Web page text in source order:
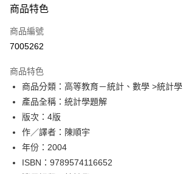
信用卡一次付款
超商取貨付款
Google Pay
ATM付款
運送方式
商品特色
商品編號
7005262
商品特色
商品分類：高等教育－統計、數學 >統計學
產品全稱：統計學題解
版次：4版
作／譯者：陳順宇
年份：2004
ISBN：9789574116652